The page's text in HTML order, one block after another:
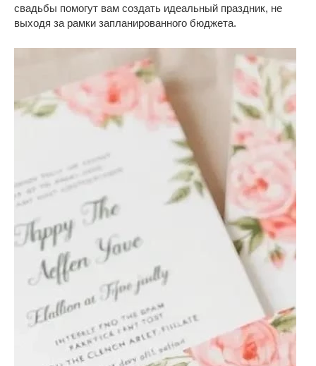
свадьбы помогут вам создать идеальный праздник, не
выходя за рамки запланированного бюджета.